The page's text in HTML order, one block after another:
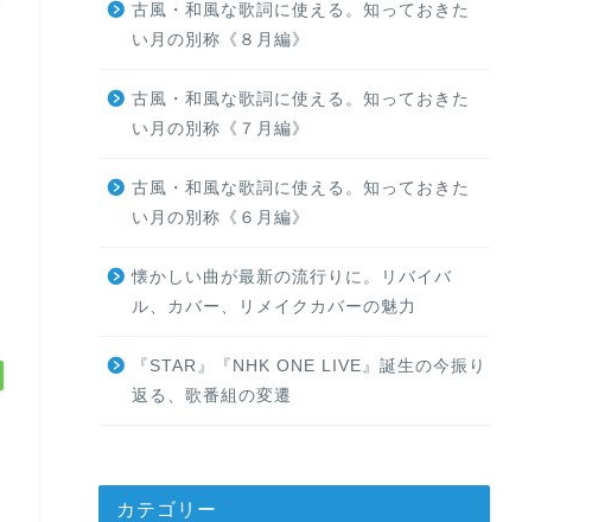
古風・和風な歌詞に使える。知っておきた
い月の別称《８月編》
古風・和風な歌詞に使える。知っておきた
い月の別称《７月編》
古風・和風な歌詞に使える。知っておきた
い月の別称《６月編》
懐かしい曲が最新の流行りに。リバイバ
ル、カバー、リメイクカバーの魅力
『STAR』『NHK ONE LIVE』誕生の今振り
返る、歌番組の変遷
カテゴリー